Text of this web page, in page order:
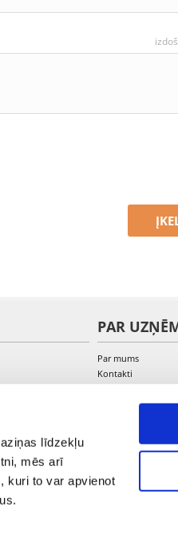
līdzekļu
mēs arī
kuri to var apvienot
PAR
Par mums
Kontakti